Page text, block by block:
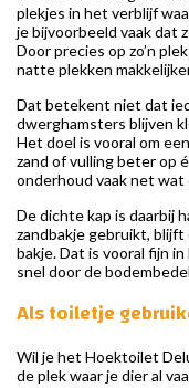
plekjes in het verblijf
je bijvoorbeeld vaak dat
Door precies op zo’n
natte plekken
Dat betekent niet dat
dwerghamsters blijven
Het doel is vooral om
zand of vulling beter op
onderhoud vaak net wat
De dichte kap is daarbij
zandbakje gebruikt,
bakje. Dat is vooral fijn
snel door de
Als toiletje
Wil je het Hoektoilet
de plek waar je dier al